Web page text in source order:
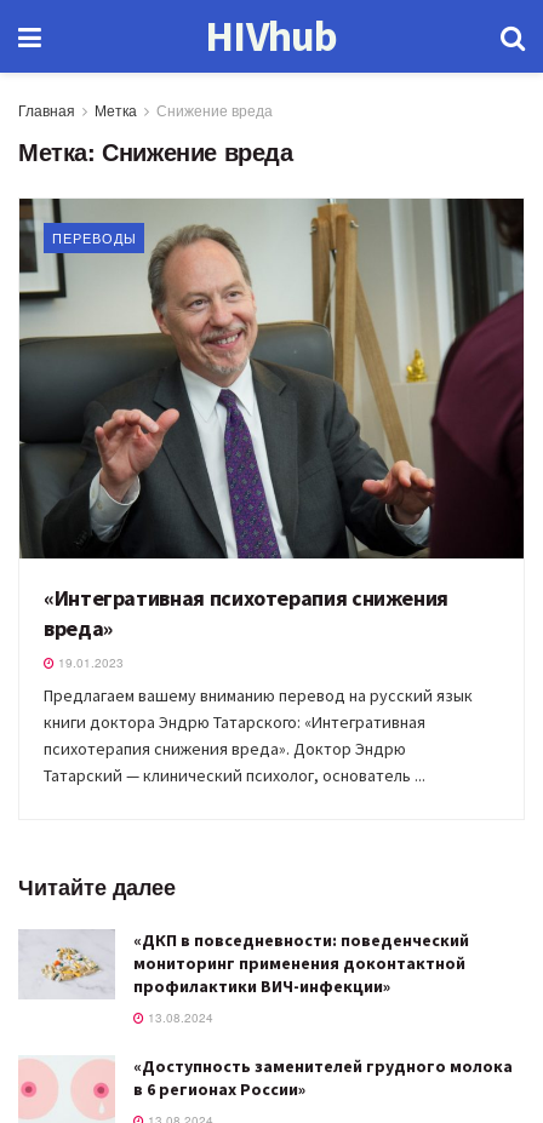
HIVhub
Главная Метка Снижение вреда
Метка:Снижение вреда
ПЕРЕВОДЫ
«Интегративная психотерапия снижения
вреда»
19.01.2023
Предлагаем вашему вниманию перевод на русский язык
книги доктора Эндрю Татарского: «Интегративная
психотерапия снижения вреда». Доктор Эндрю
Татарский — клинический психолог, основатель ...
Читайте далее
«ДКП в повседневности: поведенческий
мониторинг применения доконтактной
профилактики ВИЧ-инфекции»
13.08.2024
«Доступность заменителей грудного молока
в 6 регионах России»